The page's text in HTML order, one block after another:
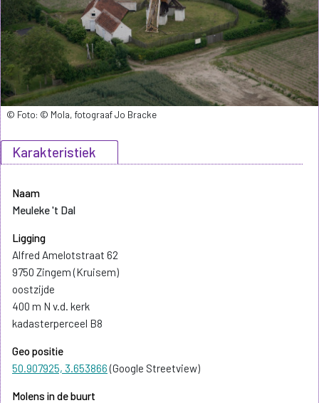
Karakteristiek
Naam
Meuleke 't Dal
Ligging
Alfred Amelotstraat 62
9750 Zingem (Kruisem)
oostzijde
400 m N v.d. kerk
kadasterperceel B8
Geo positie
50.907925, 3.653866(Google Streetview)
Molens in de buurt
© Foto: © Mola, fotograaf Jo Bracke